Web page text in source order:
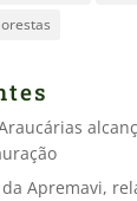
Apremavi,